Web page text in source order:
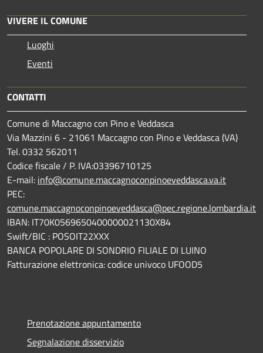
VIVERE IL COMUNE
Luoghi
Eventi
CONTATTI
Comune di Maccagno con Pino e Veddasca
Via Mazzini 6 - 21061 Maccagno con Pino e Veddasca (VA)
Tel. 0332 562011
Codice fiscale / P. IVA:03396710125
E-mail: info@comune.maccagnoconpinoeveddasca.va.it
PEC:
comune.maccagnoconpinoeveddasca@pec.regione.lombardia.it
IBAN: IT70K0569650400000021130X84
Swift/BIC : POSOIT22XXX
BANCA POPOLARE DI SONDRIO FILIALE DI LUINO
Fatturazione elettronica: codice univoco UFOOD5
Prenotazione appuntamento
Segnalazione disservizio